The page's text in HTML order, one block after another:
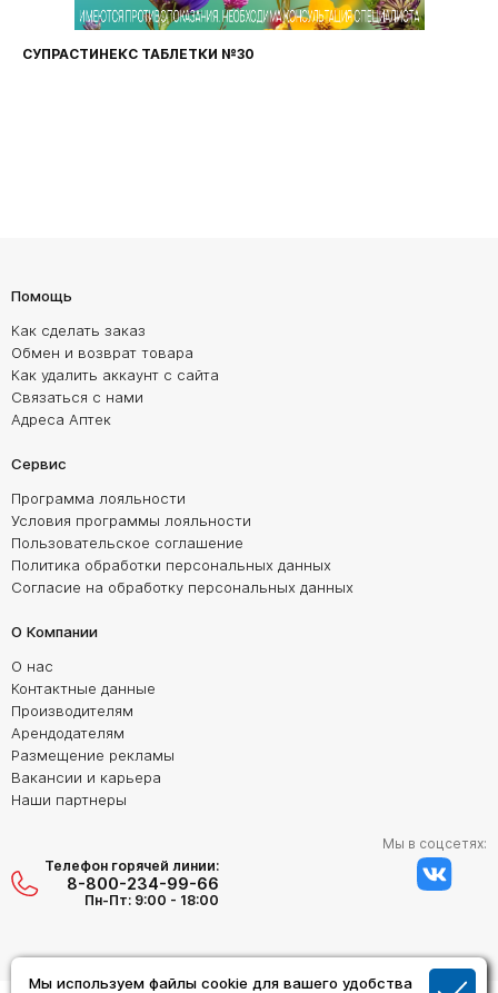
Мы используем файлы cookie для вашего удобства
СУПРАСТИНЕКС ТАБЛЕТКИ №30
Помощь
Как сделать заказ
Обмен и возврат товара
Как удалить аккаунт с сайта
Связаться с нами
Адреса Аптек
Сервис
Программа лояльности
Условия программы лояльности
Пользовательское соглашение
Политика обработки персональных данных
Согласие на обработку персональных данных
О Компании
О нас
Контактные данные
Производителям
Арендодателям
Размещение рекламы
Вакансии и карьера
Наши партнеры
Телефон горячей линии:
8-800-234-99-66
Пн-Пт: 9:00 - 18:00
Мы в соцсетях: